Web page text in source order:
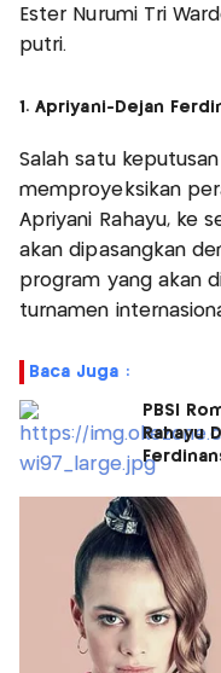
Ester Nurumi Tri
putri.
1. Apriyani-Dejan
Salah satu
memproyeksikan
Apriyani Rahayu, ke
akan dipasangkan
program yang akan
turnamen
Baca Juga :
PBSI
Rahayu